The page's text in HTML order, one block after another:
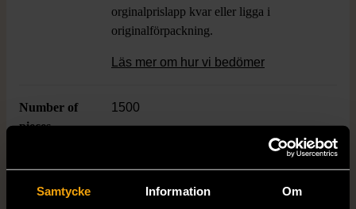
Samtycke Information Om
orginalprislapp kvar eller ligga i
originalförpackning.
Läs mer om hur vi bedömer
Number of
pieces
1500
Varumärke Clementoni